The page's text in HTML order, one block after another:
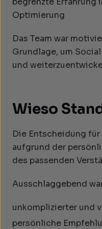
Optimierung
Das Team war
Grundlage, um
und
Wieso
Die Entscheidung
aufgrund der
des passenden
Ausschlaggebend
unkomplizierter und
persönliche